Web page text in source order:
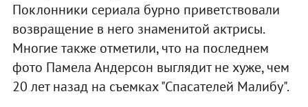
Поклонники сериала бурно приветствовали
возвращение в него знаменитой актрисы.
Многие также отметили, что на последнем
фото Памела Андерсон выглядит не хуже, чем
20 лет назад на съемках "Спасателей Малибу".